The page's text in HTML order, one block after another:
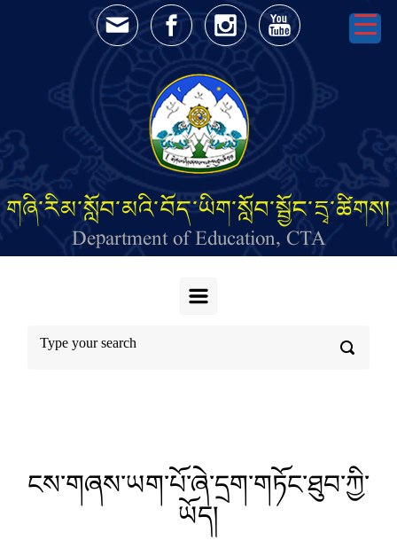
Skip to main content
གཞི་རིམ་སློབ་མའི་བོད་ཡིག་སློབ་སྦྱོང་དྲྭ་ཚིགས།
Department of Education, CTA
ངས་གཞས་ཡག་པོ་ཞེ་དྲག་གཏོང་ཐུབ་ཀྱི་
ཡོད།